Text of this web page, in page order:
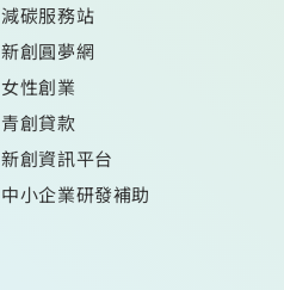
減碳服務站
新創圓夢網
女性創業
青創貸款
新創資訊平台
中小企業研發補助